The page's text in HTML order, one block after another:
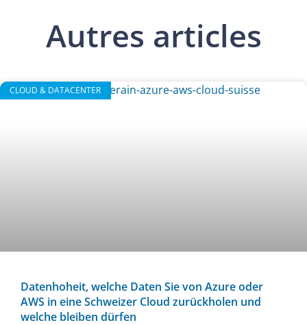
Autres articles
CLOUD & DATACENTER
Datenhoheit, welche Daten Sie von Azure oder
AWS in eine Schweizer Cloud zurückholen und
welche bleiben dürfen